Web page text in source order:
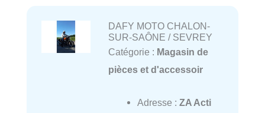
DAFY MOTO CHALON-
SUR-SAÔNE / SEVREY
Catégorie : Magasin de
pièces et d'accessoir
Adresse : ZA Acti